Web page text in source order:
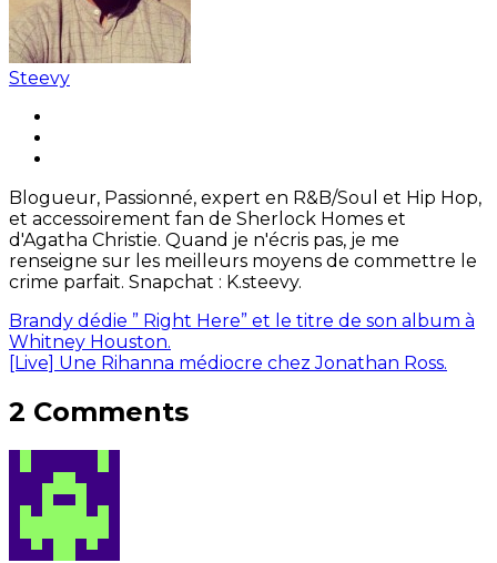
Steevy
Blogueur, Passionné, expert en R&B/Soul et Hip Hop,
et accessoirement fan de Sherlock Homes et
d'Agatha Christie. Quand je n'écris pas, je me
renseigne sur les meilleurs moyens de commettre le
crime parfait. Snapchat : K.steevy.
Brandy dédie ” Right Here” et le titre de son album à
Whitney Houston.
[Live] Une Rihanna médiocre chez Jonathan Ross.
2 Comments